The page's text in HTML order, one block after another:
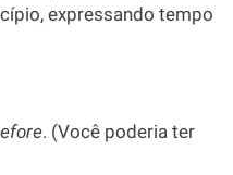
expressando tempo
. (Você poderia ter